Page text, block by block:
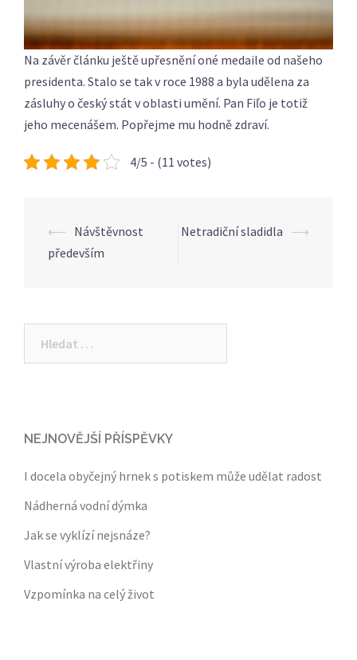
Na závěr článku ještě upřesnění oné medaile od našeho
presidenta. Stalo se tak v roce 1988 a byla udělena za
zásluhy o český stát v oblasti umění. Pan Fiľo je totiž
jeho mecenášem. Popřejme mu hodně zdraví.
4/5 - (11 votes)
Post
navigation
⟵ Návštěvnost
především
Netradiční sladidla ⟶
NEJNOVĚJŠÍ PŘÍSPĚVKY
I docela obyčejný hrnek s potiskem může udělat radost
Nádherná vodní dýmka
Jak se vyklízí nejsnáze?
Vlastní výroba elektřiny
Vzpomínka na celý život